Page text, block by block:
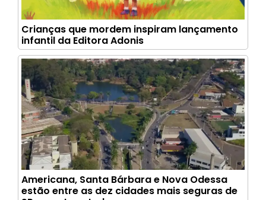
Crianças que mordem inspiram lançamento
infantil da Editora Adonis
Americana, Santa Bárbara e Nova Odessa
estão entre as dez cidades mais seguras de